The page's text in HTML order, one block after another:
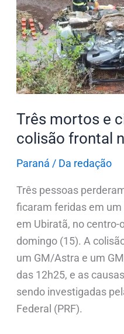
Três mortos e
colisão frontal
Paraná / Da redação
Três pessoas
ficaram feridas em um
em Ubiratã, no centro-
domingo (15). A
um GM/Astra e um
das 12h25, e as
sendo investigadas
Federal (PRF).
e
cinco
feridos
em
colisão
frontal
BR-
369